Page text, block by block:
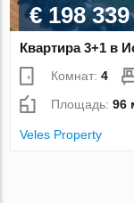
€ 198 339
Квартира 3+1 в
Комнат:4
Площадь:96
Veles Property